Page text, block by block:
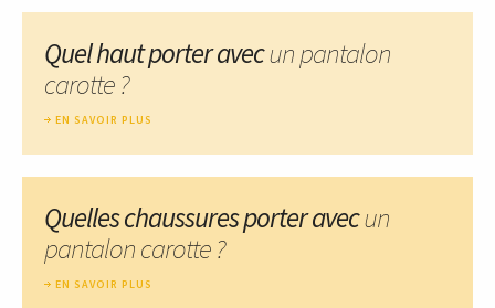
Quel haut porter avecun pantalon
carotte ?
EN SAVOIR PLUS
Quelles chaussures porter avecun
pantalon carotte ?
EN SAVOIR PLUS